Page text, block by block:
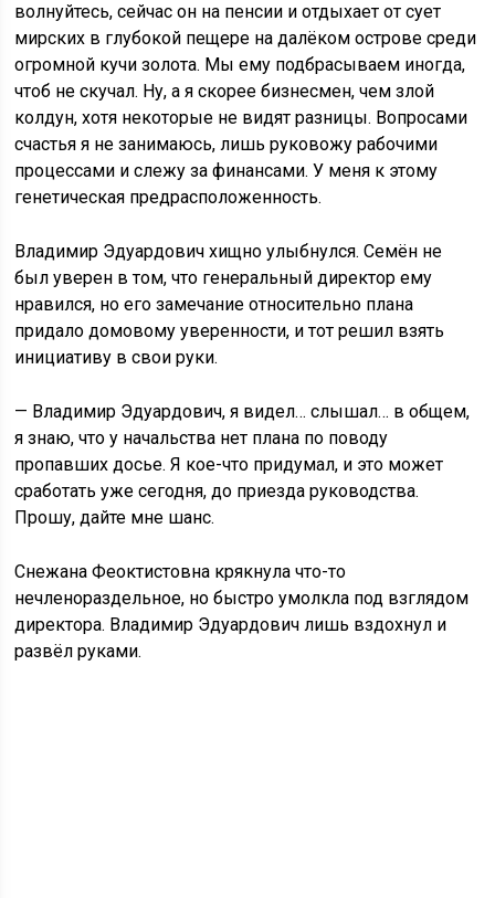
волнуйтесь, сейчас он на пенсии и отдыхает от сует
мирских в глубокой пещере на далёком острове среди
огромной кучи золота. Мы ему подбрасываем иногда,
чтоб не скучал. Ну, а я скорее бизнесмен, чем злой
колдун, хотя некоторые не видят разницы. Вопросами
счастья я не занимаюсь, лишь руковожу рабочими
процессами и слежу за финансами. У меня к этому
генетическая предрасположенность.
Владимир Эдуардович хищно улыбнулся. Семён не
был уверен в том, что генеральный директор ему
нравился, но его замечание относительно плана
придало домовому уверенности, и тот решил взять
инициативу в свои руки.
— Владимир Эдуардович, я видел… слышал… в общем,
я знаю, что у начальства нет плана по поводу
пропавших досье. Я кое-что придумал, и это может
сработать уже сегодня, до приезда руководства.
Прошу, дайте мне шанс.
Снежана Феоктистовна крякнула что-то
нечленораздельное, но быстро умолкла под взглядом
директора. Владимир Эдуардович лишь вздохнул и
развёл руками.